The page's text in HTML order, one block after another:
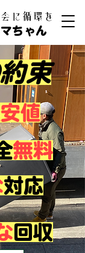
に循環を
ちゃん
束
値
回収
対応
無料